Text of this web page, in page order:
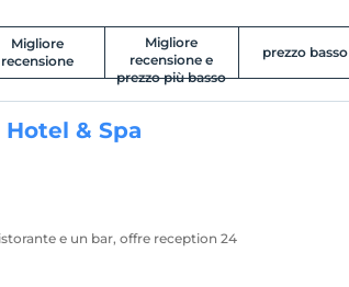
Migliore
recensione
Migliore
recensione e
prezzo più basso
prezzo basso
& Spa
e un bar, offre reception 24